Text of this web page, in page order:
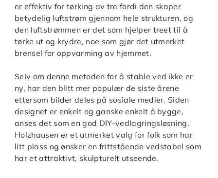
er effektiv for tørking av tre fordi den skaper
betydelig luftstrøm gjennom hele strukturen, og
den luftstrømmen er det som hjelper treet til å
tørke ut og krydre, noe som gjør det utmerket
brensel for oppvarming av hjemmet.
Selv om denne metoden for å stable ved ikke er
ny, har den blitt mer populær de siste årene
ettersom bilder deles på sosiale medier. Siden
designet er enkelt og ganske enkelt å bygge,
anses det som en god DIY-vedlagringsløsning.
Holzhausen er et utmerket valg for folk som har
litt plass og ønsker en frittstående vedstabel som
har et attraktivt, skulpturelt utseende.